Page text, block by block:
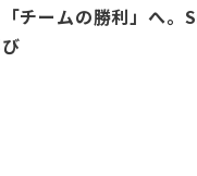
掴んだ、確かな未来